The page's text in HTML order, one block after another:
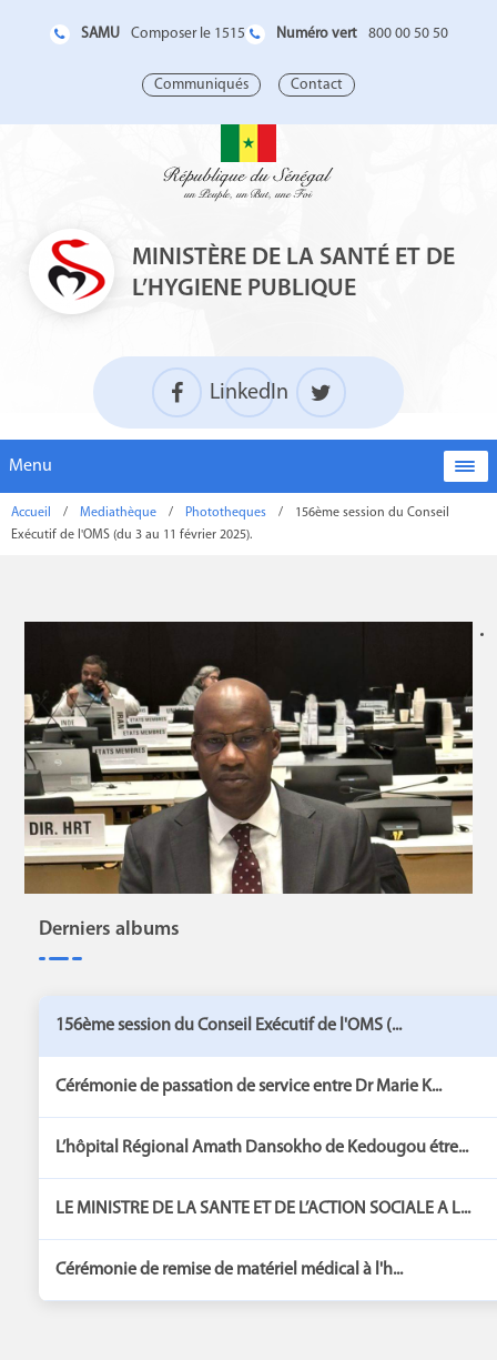
SAMU Composer le 1515 Numéro vert 800 00 50 50
Communiqués Contact
MINISTÈRE DE LA SANTÉ ET DE
L’HYGIENE PUBLIQUE
LinkedIn
Menu
Accueil / Mediathèque / Phototheques /
156ème session du Conseil
Exécutif de l'OMS (du 3 au 11 février 2025).
Derniers albums
156ème session du Conseil Exécutif de l'OMS (...
Cérémonie de passation de service entre Dr Marie K...
L’hôpital Régional Amath Dansokho de Kedougou étre...
LE MINISTRE DE LA SANTE ET DE L’ACTION SOCIALE A L...
Cérémonie de remise de matériel médical à l'h...